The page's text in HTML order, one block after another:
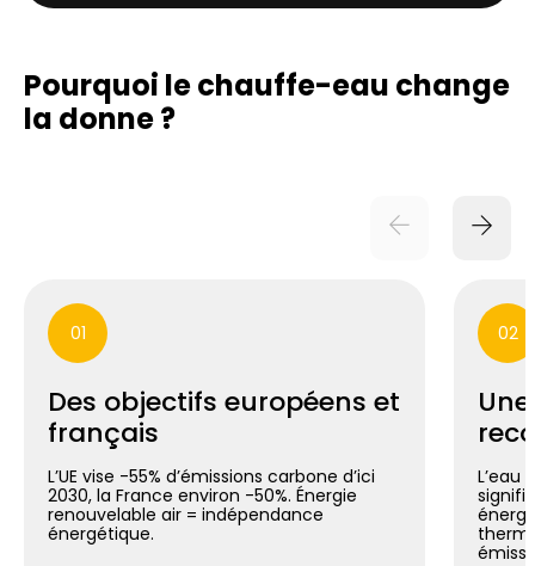
Pourquoi le chauffe-eau change
la donne ?
01
Des objectifs européens et
français
L’UE vise -55% d’émissions carbone d’ici
2030, la France environ -50%. Énergie
renouvelable air = indépendance
énergétique.
02
L’eau